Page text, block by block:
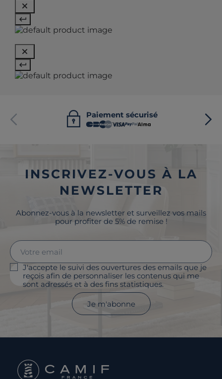
Paiement sécurisé
INSCRIVEZ-VOUS À LA
NEWSLETTER
Abonnez-vous à la newsletter et surveillez vos mails
pour profiter de 5% de remise !
J'accepte le suivi des ouvertures des emails que je
reçois afin de personnaliser les contenus qui me
sont adressés et à des fins statistiques.
Je m'abonne